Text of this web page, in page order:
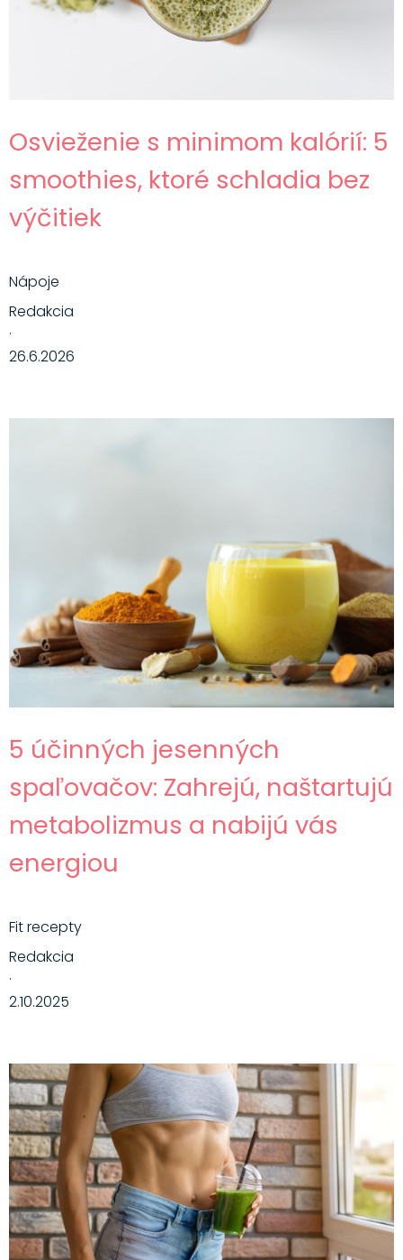
Osvieženie s minimom kalórií: 5
smoothies, ktoré schladia bez
výčitiek
Nápoje
Redakcia
·
26.6.2026
5 účinných jesenných
spaľovačov: Zahrejú, naštartujú
metabolizmus a nabijú vás
energiou
Fit recepty
Redakcia
·
2.10.2025